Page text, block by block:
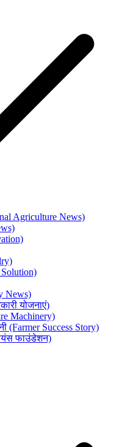
Agriculture News)
News)
योजनाएं)
Machinery)
(Farmer Success Story)
फाउंडेशन)